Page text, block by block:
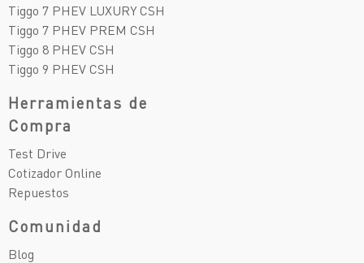
Tiggo 7 PHEV LUXURY CSH
Tiggo 7 PHEV PREM CSH
Tiggo 8 PHEV CSH
Tiggo 9 PHEV CSH
Herramientas de
Compra
Test Drive
Cotizador Online
Repuestos
Comunidad
Blog